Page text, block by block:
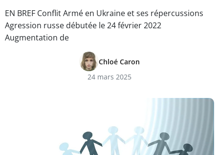
EN BREF Conflit Armé en Ukraine et ses répercussions
Agression russe débutée le 24 février 2022
Augmentation de
Chloé Caron
24 mars 2025